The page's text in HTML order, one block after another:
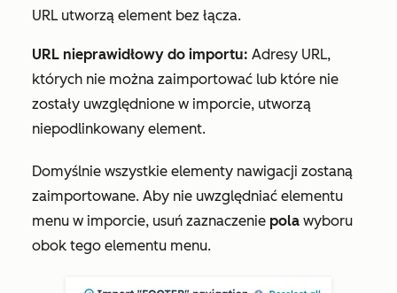
URL utworzą element bez łącza.
URL nieprawidłowy do importu: Adresy URL,
których nie można zaimportować lub które nie
zostały uwzględnione w imporcie, utworzą
niepodlinkowany element.
Domyślnie wszystkie elementy nawigacji zostaną
zaimportowane. Aby nie uwzględniać elementu
menu w imporcie, usuń zaznaczenie pola wyboru
obok tego elementu menu.